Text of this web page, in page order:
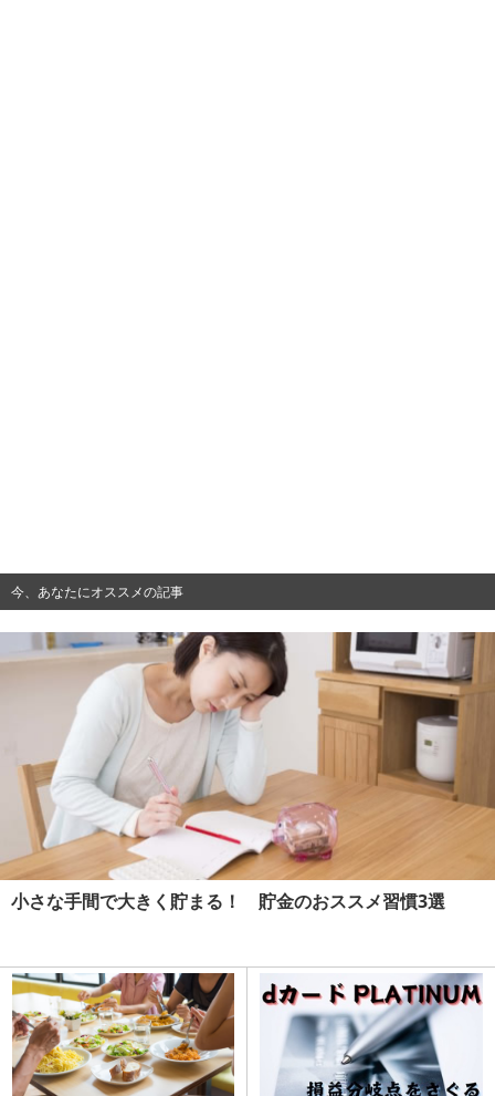
今、あなたにオススメの記事
小さな手間で大きく貯まる！ 貯金のおススメ習慣3選